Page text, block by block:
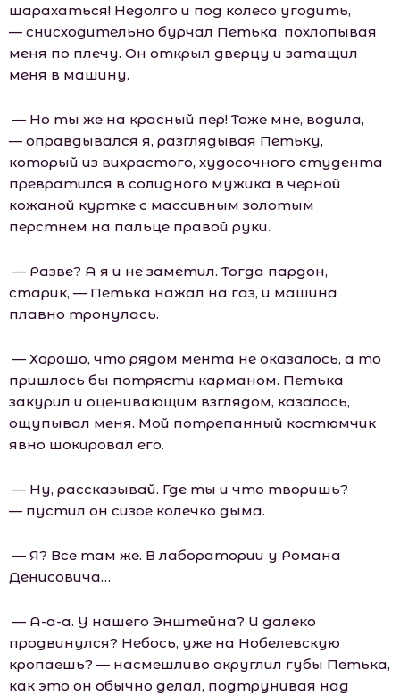
шарахаться! Недолго и под колесо угодить,
— снисходительно бурчал Петька, похлопывая
меня по плечу. Он открыл дверцу и затащил
меня в машину.
— Но ты же на красный пер! Тоже мне, водила,
— оправдывался я, разглядывая Петьку,
который из вихрастого, худосочного студента
превратился в солидного мужика в черной
кожаной куртке с массивным золотым
перстнем на пальце правой руки.
— Разве? А я и не заметил. Тогда пардон,
старик, — Петька нажал на газ, и машина
плавно тронулась.
— Хорошо, что рядом мента не оказалось, а то
пришлось бы потрясти карманом. Петька
закурил и оценивающим взглядом, казалось,
ощупывал меня. Мой потрепанный костюмчик
явно шокировал его.
— Ну, рассказывай. Где ты и что творишь?
— пустил он сизое колечко дыма.
— Я? Все там же. В лаборатории у Романа
Денисовича…
— А-а-а. У нашего Энштейна? И далеко
продвинулся? Небось, уже на Нобелевскую
кропаешь? — насмешливо округлил губы Петька,
как это он обычно делал, подтрунивая над